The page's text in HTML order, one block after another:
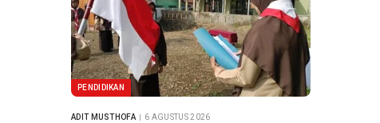
PENDIDIKAN
ADIT MUSTHOFA 6 AGUSTUS 2026